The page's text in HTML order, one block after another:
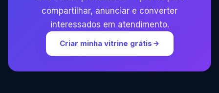
compartilhar, anunciar e converter
interessados em atendimento.
Criar minha vitrine grátis